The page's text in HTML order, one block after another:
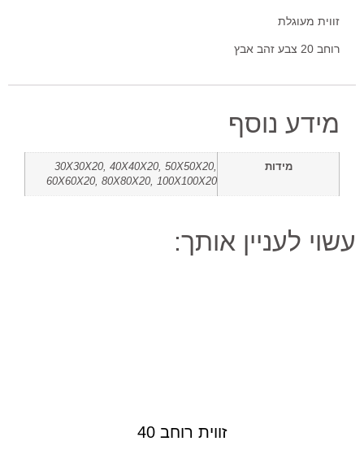
זווית מעוגלת
רוחב 20 צבע זהב אבץ
מידע נוסף
מידות
30X30X20, 40X40X20, 50X50X20,
60X60X20, 80X80X20, 100X100X20
עשוי לעניין אותך:
זווית רוחב 40